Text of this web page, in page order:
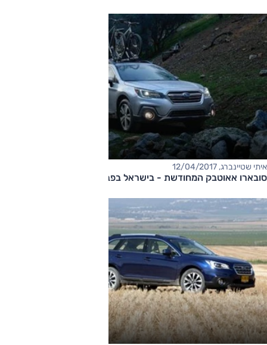
איתי שטיינברג, 12/04/2017
סובארו אאוטבק המחודשת - בישראל בפברואר